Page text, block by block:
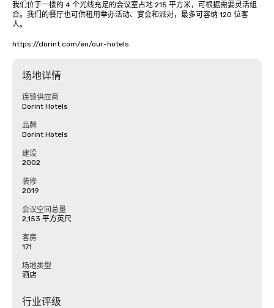
我们位于一楼的 4 个光线充足的会议室占地 215 平方米，可根据需要灵活组
合。我们的餐厅也可供租用举办活动、宴会和派对，最多可容纳 120 位客
人。
https://dorint.com/en/our-hotels
场地详情
连锁供应商
Dorint Hotels
品牌
Dorint Hotels
建设
2002
装修
2019
会议空间总量
2,153 平方英尺
客房
171
场地类型
酒店
行业评级